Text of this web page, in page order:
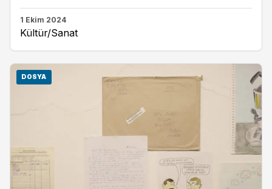
1 Ekim 2024
Kültür/Sanat
DOSYA